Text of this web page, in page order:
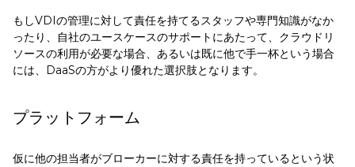
もしVDIの管理に対して責任を持てるスタッフや専門知識がなか
ったり、自社のユースケースのサポートにあたって、クラウドリ
ソースの利用が必要な場合、あるいは既に他で手一杯という場合
には、DaaSの方がより優れた選択肢となります。
プラットフォーム
仮に他の担当者がブローカーに対する責任を持っているという状